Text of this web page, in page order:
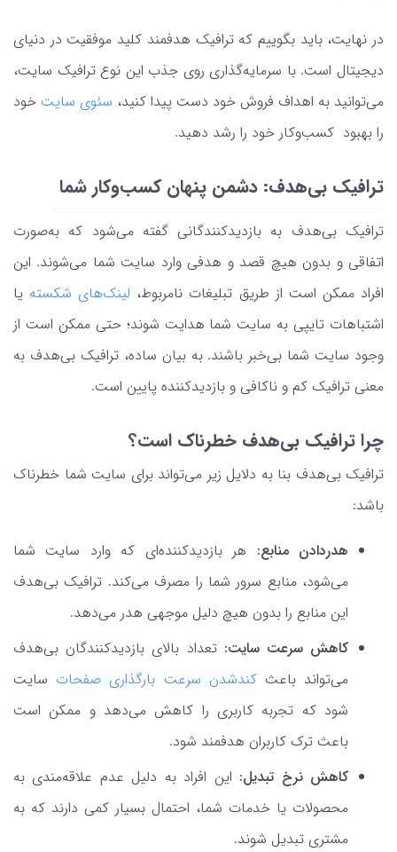
در نهایت، باید بگوییم که ترافیک هدفمند کلید موفقیت در دنیای
دیجیتال است. با سرمایه‌گذاری روی جذب این نوع ترافیک سایت،
می‌توانید به اهداف فروش خود دست پیدا کنید، سئوی سایت خود
را بهبود کسب‌وکار خود را رشد دهید.
ترافیک بی‌هدف: دشمن پنهان کسب‌وکار شما
ترافیک بی‌هدف به بازدیدکنندگانی گفته می‌شود که به‌صورت
اتفاقی و بدون هیچ قصد و هدفی وارد سایت شما می‌شوند. این
افراد ممکن است از طریق تبلیغات نامربوط، لینک‌های شکسته یا
اشتباهات تایپی به سایت شما هدایت شوند؛ حتی ممکن است از
وجود سایت شما بی‌خبر باشند. به بیان ساده، ترافیک بی‌هدف به
معنی ترافیک کم و ناکافی و بازدیدکننده پایین است.
چرا ترافیک بی‌هدف خطرناک است؟
ترافیک بی‌هدف بنا به دلایل زیر می‌تواند برای سایت شما خطرناک
باشد:
هدردادن منابع: هر بازدیدکننده‌ای که وارد سایت شما
می‌شود، منابع سرور شما را مصرف می‌کند. ترافیک بی‌هدف
این منابع را بدون هیچ دلیل موجهی هدر می‌دهد.
کاهش سرعت سایت: تعداد بالای بازدیدکنندگان بی‌هدف
می‌تواند باعثکندشدن سرعت بارگذاری صفحات سایت
شود که تجربه کاربری را کاهش می‌دهد و ممکن است
باعث ترک کاربران هدفمند شود.
کاهش نرخ تبدیل: این افراد به دلیل عدم علاقه‌مندی به
محصولات یا خدمات شما، احتمال بسیار کمی دارند که به
مشتری تبدیل شوند.